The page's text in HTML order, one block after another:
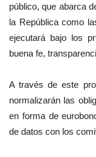
público, que abarca
la República como
ejecutará bajo los
buena fe,
A través de este
normalizarán las
en forma de
de datos con los